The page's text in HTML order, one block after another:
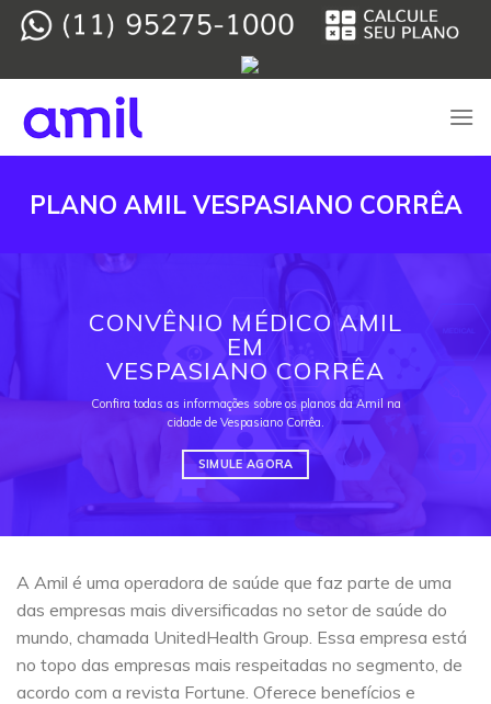
Skip
PLANO AMIL VESPASIANO CORRÊA
CONVÊNIO MÉDICO AMIL
EM
VESPASIANO CORRÊA
Confira todas as informações sobre os planos da Amil na
cidade de Vespasiano Corrêa.
SIMULE AGORA
A Amil é uma operadora de saúde que faz parte de uma
das empresas mais diversificadas no setor de saúde do
mundo, chamada UnitedHealth Group. Essa empresa está
no topo das empresas mais respeitadas no segmento, de
acordo com a revista Fortune. Oferece benefícios e